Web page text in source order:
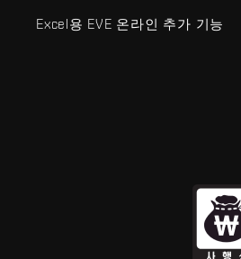
Excel용 EVE 온라인 추가 기능